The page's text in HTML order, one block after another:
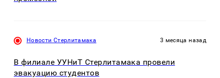
Новости Стерлитамака 3 месяца назад
В филиале УУНиТ Стерлитамака провели
эвакуацию студентов